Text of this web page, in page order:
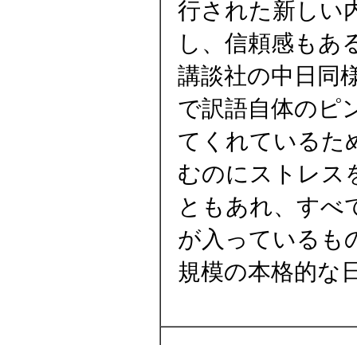
行された新しい
し、信頼感もあ
講談社の中日同
で訳語自体のピ
てくれているた
むのにストレス
ともあれ、すべ
が入っているも
規模の本格的な